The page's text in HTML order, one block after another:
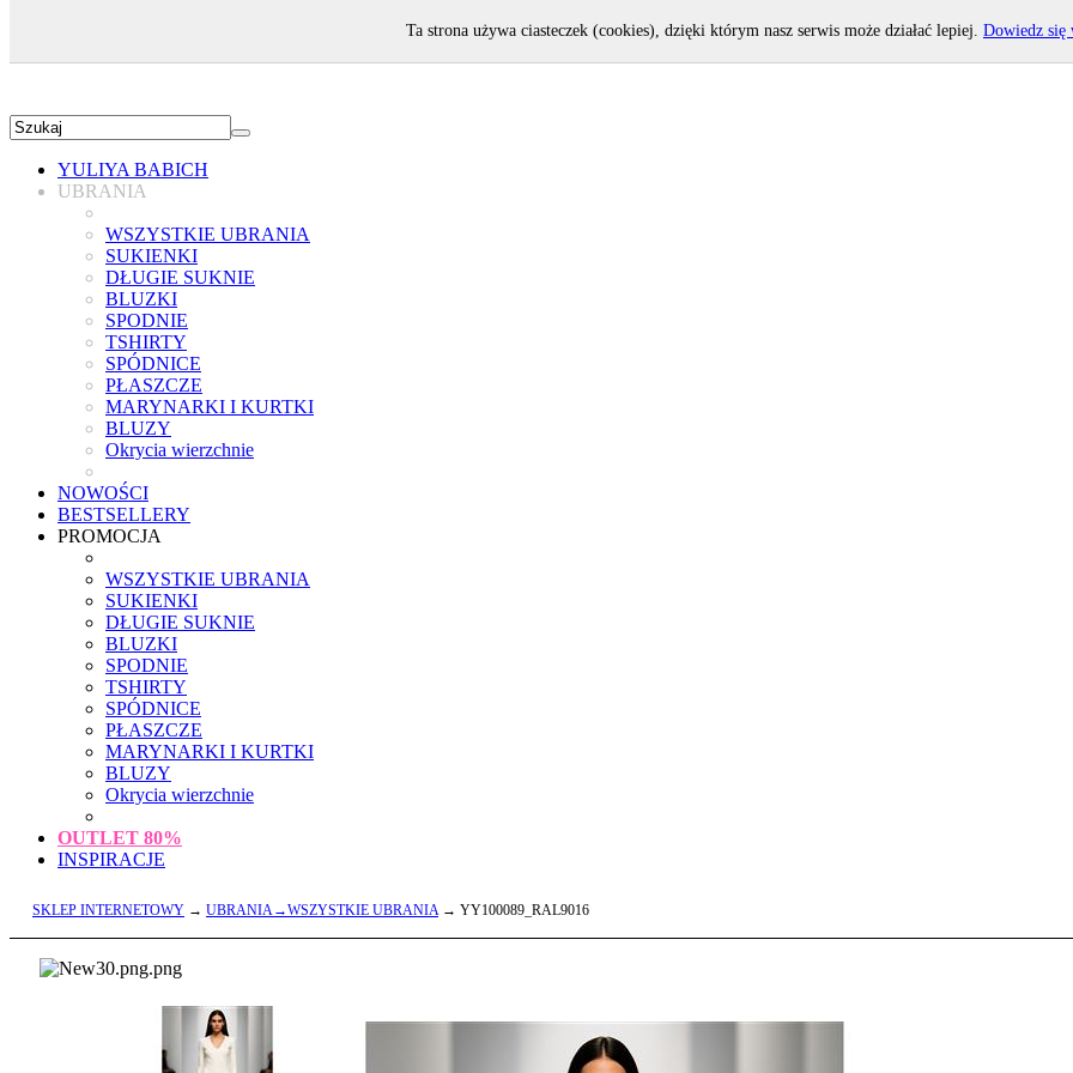
YULIYA BABICH
UBRANIA
WSZYSTKIE UBRANIA
SUKIENKI
DŁUGIE SUKNIE
BLUZKI
SPODNIE
TSHIRTY
SPÓDNICE
PŁASZCZE
MARYNARKI I KURTKI
BLUZY
Okrycia wierzchnie
NOWOŚCI
BESTSELLERY
PROMOCJA
WSZYSTKIE UBRANIA
SUKIENKI
DŁUGIE SUKNIE
BLUZKI
SPODNIE
TSHIRTY
SPÓDNICE
PŁASZCZE
MARYNARKI I KURTKI
BLUZY
Okrycia wierzchnie
OUTLET 80%
INSPIRACJE
SKLEP INTERNETOWY → UBRANIA→WSZYSTKIE UBRANIA→ YY100089_RAL9016
Ta strona używa ciasteczek (cookies), dzięki którym nasz serwis może działać lepiej. Dowiedz się